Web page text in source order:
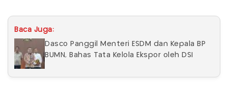
Baca Juga:
Dasco Panggil Menteri ESDM dan Kepala BP
BUMN, Bahas Tata Kelola Ekspor oleh DSI